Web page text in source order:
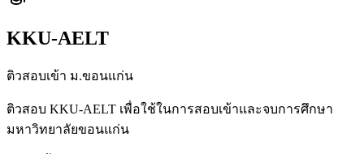
KKU-AELT
ติวสอบเข้า ม.ขอนแก่น
ติวสอบ KKU-AELT เพื่อใช้ในการสอบเข้าและจบการศึกษา
มหาวิทยาลัยขอนแก่น